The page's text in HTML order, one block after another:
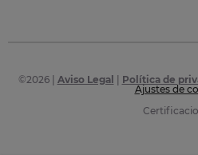
©2026| Aviso Legal Política de
Ajustes de